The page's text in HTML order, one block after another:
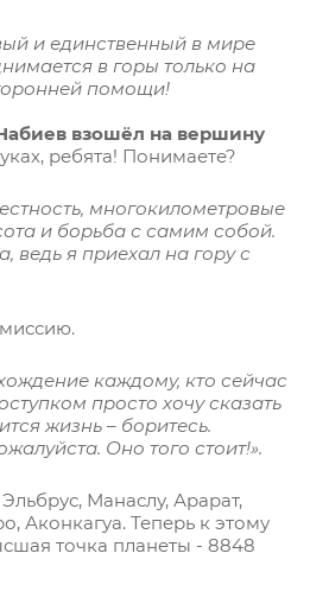
и единственный в мире
в горы только на
помощи!
взошёл на вершину
ребята! Понимаете?
многокилометровые
и борьба с самим собой.
ведь я приехал на гору с
каждому, кто сейчас
просто хочу сказать
жизнь – боритесь.
Оно того стоит!».
Манаслу, Арарат,
Аконкагуа. Теперь к этому
точка планеты - 8848